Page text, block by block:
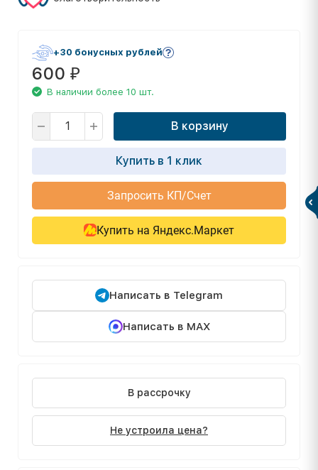
+30 бонусных рублей
600 ₽
В наличии более 10 шт.
В корзину
Купить в 1 клик
Запросить КП/Счет
Купить на Яндекс.Маркет
Написать в Telegram
Написать в MAX
В рассрочку
Не устроила цена?